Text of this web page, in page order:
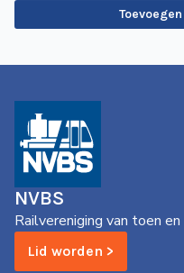
NVBS
Railvereniging van toen en
Lid worden >